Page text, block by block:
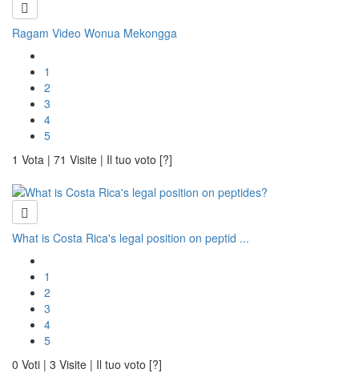
Ragam Video Wonua Mekongga
1
2
3
4
5
1 Vota | 71 Visite | Il tuo voto [?]
What is Costa Rica's legal position on peptid ...
1
2
3
4
5
0 Voti | 3 Visite | Il tuo voto [?]